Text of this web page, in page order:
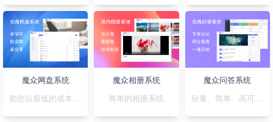
魔众网盘系统
魔众相册系统
简单的相册系统
魔众问答系统